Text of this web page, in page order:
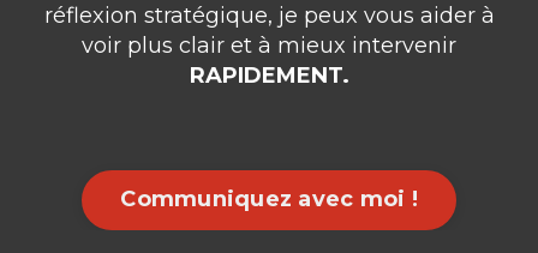
réflexion stratégique, je peux vous aider à
voir plus clair et à mieux intervenir
RAPIDEMENT.
Communiquez avec moi !